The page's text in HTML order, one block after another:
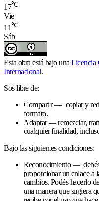
17℃
Vie
11℃
Sáb
Esta obra está bajo unaLicencia
Internacional.
Sos libre de:
Compartir — copiar y
formato.
Adaptar — remezclar,
cualquier finalidad,
Bajo las siguientes condiciones:
Reconocimiento — debés
proporcionar un enlace a
cambios. Podés hacerlo
una manera que sugiera